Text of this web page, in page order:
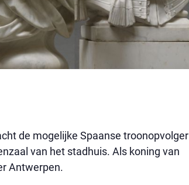
de mogelijke Spaanse troonopvolger
van het stadhuis. Als koning van
Antwerpen.